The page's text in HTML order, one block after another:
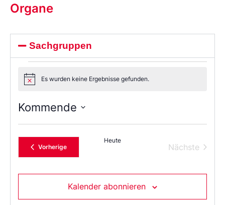
Organe
Sachgruppen
NoticeEs wurden keine Ergebnisse gefunden.
Kommende
Sie
das
Datum
aus.
VorherigeVeranstaltungen
Heute
Nächste
Kalender abonnieren